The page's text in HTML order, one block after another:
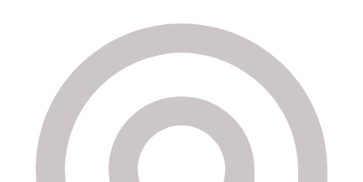
Limalou Creations